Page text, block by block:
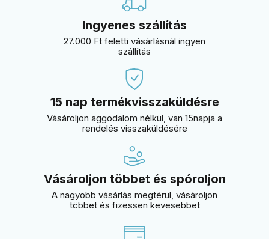
Ingyenes szállítás
27.000 Ft feletti vásárlásnál ingyen
szállítás
15 nap termékvisszaküldésre
Vásároljon aggodalom nélkül, van 15napja a
rendelés visszaküldésére
Vásároljon többet és spóroljon
A nagyobb vásárlás megtérül, vásároljon
többet és fizessen kevesebbet